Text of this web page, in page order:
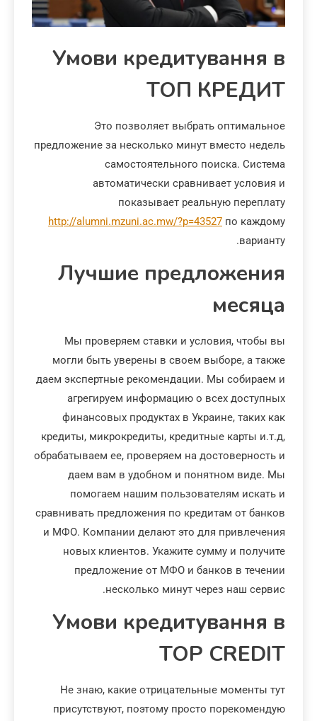
Умови кредитування в
ТОП КРЕДИТ
Это позволяет выбрать оптимальное
предложение за несколько минут вместо недель
самостоятельного поиска. Система
автоматически сравнивает условия и
показывает реальную переплату
http://alumni.mzuni.ac.mw/?p=43527 по каждому
варианту.
Лучшие предложения
месяца
Мы проверяем ставки и условия, чтобы вы
могли быть уверены в своем выборе, а также
даем экспертные рекомендации. Мы собираем и
агрегируем информацию о всех доступных
финансовых продуктах в Украине, таких как
кредиты, микрокредиты, кредитные карты и.т.д,
обрабатываем ее, проверяем на достоверность и
даем вам в удобном и понятном виде. Мы
помогаем нашим пользователям искать и
сравнивать предложения по кредитам от банков
и МФО. Компании делают это для привлечения
новых клиентов. Укажите сумму и получите
предложение от МФО и банков в течении
несколько минут через наш сервис.
Умови кредитування в
TOP CREDIT
Не знаю, какие отрицательные моменты тут
присутствуют, поэтому просто порекомендую